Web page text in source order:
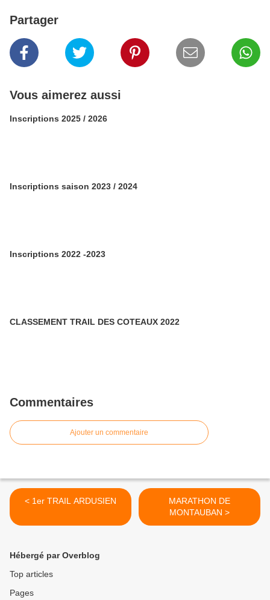
Partager
Vous aimerez aussi
Inscriptions 2025 / 2026
Inscriptions saison 2023 / 2024
Inscriptions 2022 -2023
CLASSEMENT TRAIL DES COTEAUX 2022
Commentaires
Ajouter un commentaire
< 1er TRAIL ARDUSIEN
MARATHON DE
MONTAUBAN >
Hébergé par Overblog
Top articles
Pages